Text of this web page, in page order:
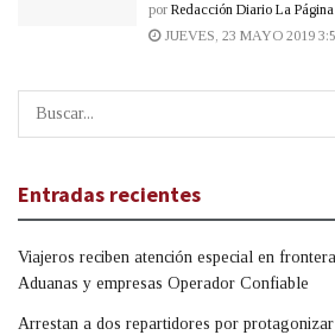
por Redacción Diario La Página
JUEVES, 23 MAYO 2019
Entradas recientes
Viajeros reciben atención especial en
Aduanas y empresas Operador Confiable
Arrestan a dos repartidores por